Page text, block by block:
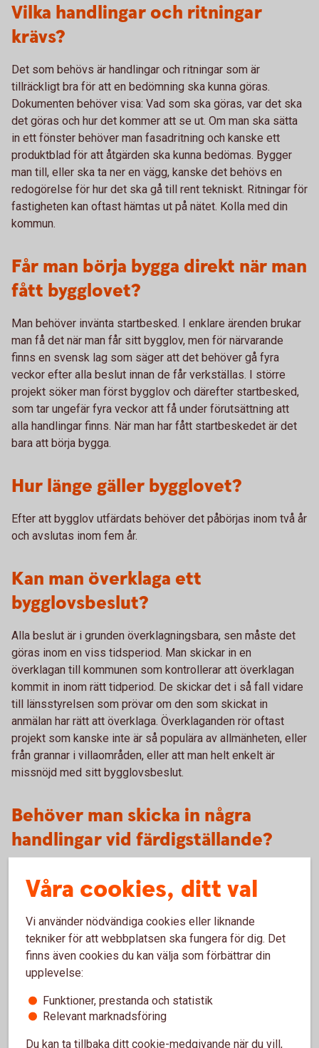
Vilka handlingar och ritningar
krävs?
Det som behövs är handlingar och ritningar som är
tillräckligt bra för att en bedömning ska kunna göras.
Dokumenten behöver visa: Vad som ska göras, var det ska
det göras och hur det kommer att se ut. Om man ska sätta
in ett fönster behöver man fasadritning och kanske ett
produktblad för att åtgärden ska kunna bedömas. Bygger
man till, eller ska ta ner en vägg, kanske det behövs en
redogörelse för hur det ska gå till rent tekniskt. Ritningar för
fastigheten kan oftast hämtas ut på nätet. Kolla med din
kommun.
Får man börja bygga direkt när man
fått bygglovet?
Man behöver invänta startbesked. I enklare ärenden brukar
man få det när man får sitt bygglov, men för närvarande
finns en svensk lag som säger att det behöver gå fyra
veckor efter alla beslut innan de får verkställas. I större
projekt söker man först bygglov och därefter startbesked,
som tar ungefär fyra veckor att få under förutsättning att
alla handlingar finns. När man har fått startbeskedet är det
bara att börja bygga.
Hur länge gäller bygglovet?
Efter att bygglov utfärdats behöver det påbörjas inom två år
och avslutas inom fem år.
Kan man överklaga ett
bygglovsbeslut?
Alla beslut är i grunden överklagningsbara, sen måste det
göras inom en viss tidsperiod. Man skickar in en
överklagan till kommunen som kontrollerar att överklagan
kommit in inom rätt tidperiod. De skickar det i så fall vidare
till länsstyrelsen som prövar om den som skickat in
anmälan har rätt att överklaga. Överklaganden rör oftast
projekt som kanske inte är så populära av allmänheten, eller
från grannar i villaområden, eller att man helt enkelt är
missnöjd med sitt bygglovsbeslut.
Behöver man skicka in några
handlingar vid färdigställande?
bygget är klart. När det är inskickat får man ett slutbesked
Vad kostar bygglovet?
Det finns en fastställd taxa för bygglov som är uppbyggd
efter den arbetsinsats som krävs att göra bedömningen.
Det kan sträcka sig från 1000 kronor till miljonbelopp, vid
Våra cookies, ditt val
Vi använder nödvändiga cookies eller liknande
tekniker för att webbplatsen ska fungera för dig. Det
finns även cookies du kan välja som förbättrar din
upplevelse:
Funktioner, prestanda och statistik
Relevant marknadsföring
Du kan ta tillbaka ditt cookie-medgivande när du vill,